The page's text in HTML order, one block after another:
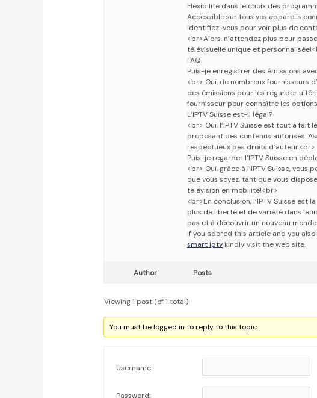
Flexibilité dans le choix des
Accessible sur tous vos appareils
Identifiez-vous pour voir plus de
<br>Alors, n’attendez plus pour
télévisuelle unique et
FAQ
Puis-je enregistrer des émissions avec
<br> Oui, de nombreux fournisseurs
des émissions pour les regarder
fournisseur pour connaître les
L’IPTV Suisse est-il légal?
<br> Oui, l’IPTV Suisse est tout à fait
proposant des contenus autorisés.
respectueux des droits d’auteur.<br>
Puis-je regarder l’IPTV Suisse en
<br> Oui, grâce à l’IPTV Suisse,
que vous soyez, tant que vous
télévision en mobilité!<br>
<br>En conclusion, l’IPTV Suisse
plus de liberté et de variété dans
pas et à découvrir un nouveau
If you adored this article and you
smart iptv kindly visit the web site.
Author Posts
Viewing 1 post (of 1 total)
You must be logged in to reply to this topic.
Username:
Password: